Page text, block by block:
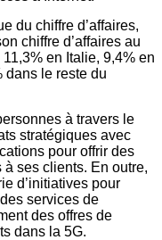
du chiffre d’affaires,
chiffre d’affaires au
en Italie, 9,4% en
dans le reste du
à travers le
stratégiques avec
pour offrir des
ses clients. En outre,
d’initiatives pour
services de
des offres de
dans la 5G.